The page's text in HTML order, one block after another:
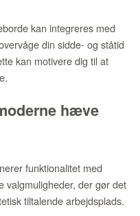
kan integreres med
din sidde- og ståtid
kan motivere dig til at
hæve
funktionalitet med
valgmuligheder, der gør det
tiltalende arbejdsplads.